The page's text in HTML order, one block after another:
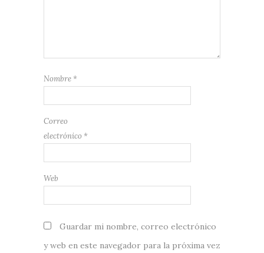
Nombre *
Correo
electrónico *
Web
Guardar mi nombre, correo electrónico
y web en este navegador para la próxima vez